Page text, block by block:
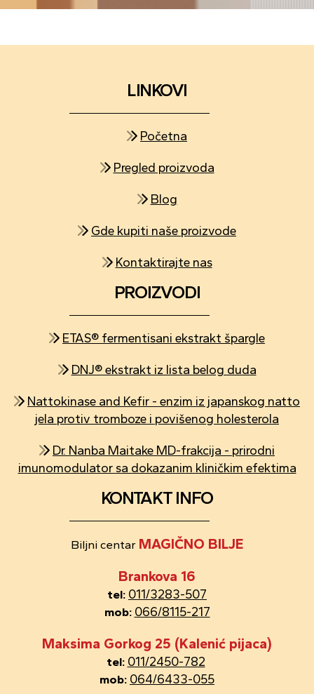
LINKOVI
Početna
Pregled proizvoda
Blog
Gde kupiti naše proizvode
Kontaktirajte nas
PROIZVODI
ETAS® fermentisani ekstrakt špargle
DNJ® ekstrakt iz lista belog duda
Nattokinase and Kefir - enzim iz japanskog natto
jela protiv tromboze i povišenog holesterola
Dr. Nanba Maitake MD-frakcija - prirodni
imunomodulator sa dokazanim kliničkim efektima
KONTAKT INFO
Biljni centar MAGIČNO BILJE
Brankova 16
tel: 011/3283-507
mob: 066/8115-217
Maksima Gorkog 25 (Kalenić pijaca)
tel: 011/2450-782
mob: 064/6433-055